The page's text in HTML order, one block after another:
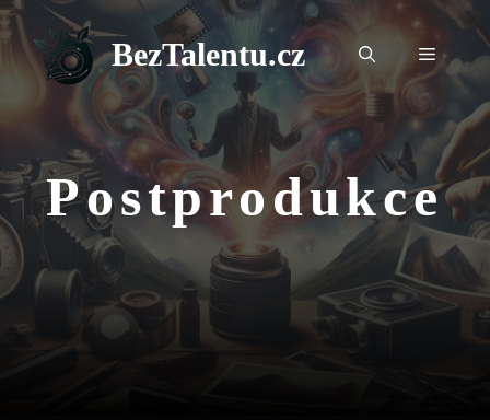
Přeskočit
na
obsah
BezTalentu.cz Menu
Postprodukce